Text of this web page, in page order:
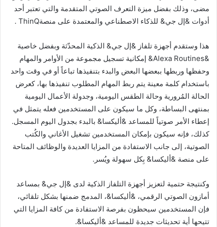
مضى، وذلك بفضل ميزة التعرف الصوتي المتقدمة والتي تعتبر أحد
أدوات &إل جي& للذكاء الاصطناعي والمعتمدة على منصةThinQ .
هذا وستقدم أجهزة تلفاز &إل جي& الذكية المحدّثة وبفضل خاصية
&Alexa Routines& إمكانية تسجيل مجموعة من الأوامر والمهام
وحفظها وربطها ببعضها البعض والبدء بتنفيذها تباعاً أو في وقت واحد
باستخدام كلمة معينة يتم ربط المهام المطلوب تنفيذها بها، كعرض
الحالة المُرورية وحالة الطقس اليومية، وجدولة الأعمال اليومية
بمنتهى البساطة، وكل ما سيكون على المستخدمين فعله يتمثل في
إعطاء الأمر صوتياً للمساعد &أليكسا& بالبدء بجدول اليوم المسجل.
كذلك، فإنه سيكون بإمكان المستخدمين تشغيل الأغاني والكُتب
الصوتية، إلى جانب الاستفادة من المزايا العديدة والوظائف المتاحة
على منصة &أليكسا& بِكل سهولة ويُسر.
وكنتيجة حتمية لتعزيز أجهزة التلفاز الذكية لدى &إل جي& بمساعد
أمازون الصوتي الرقمي، &أليكسا&، المدمج ضمنها بشكل تلقائي،
فإن المستخدمين سيحظون بفرصة الاستفادة من كافة المزايا التي
تتيحها أية تحديثات جديدة للمساعد &أليكسا&.